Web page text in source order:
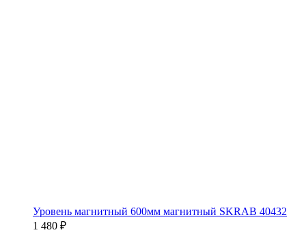
Уровень магнитный 600мм магнитный SKRAB 40432
1 480 ₽